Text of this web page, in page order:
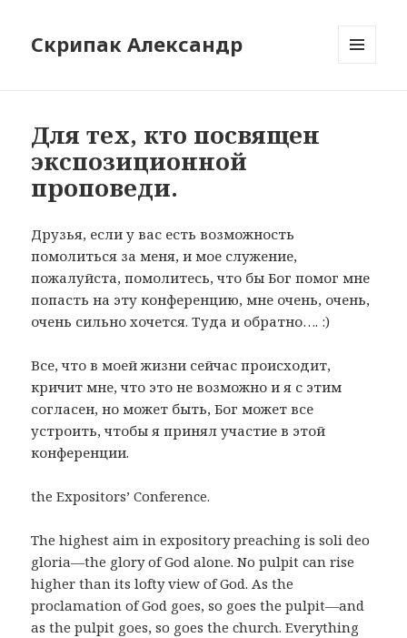
Скрипак Александр
Для тех, кто посвящен
экспозиционной
проповеди.
Друзья, если у вас есть возможность
помолиться за меня, и мое служение,
пожалуйста, помолитесь, что бы Бог помог мне
попасть на эту конференцию, мне очень, очень,
очень сильно хочется. Туда и обратно…. :)
Все, что в моей жизни сейчас происходит,
кричит мне, что это не возможно и я с этим
согласен, но может быть, Бог может все
устроить, чтобы я принял участие в этой
конференции.
the Expositors’ Conference.
The highest aim in expository preaching is soli deo
gloria—the glory of God alone. No pulpit can rise
higher than its lofty view of God. As the
proclamation of God goes, so goes the pulpit—and
as the pulpit goes, so goes the church. Everything